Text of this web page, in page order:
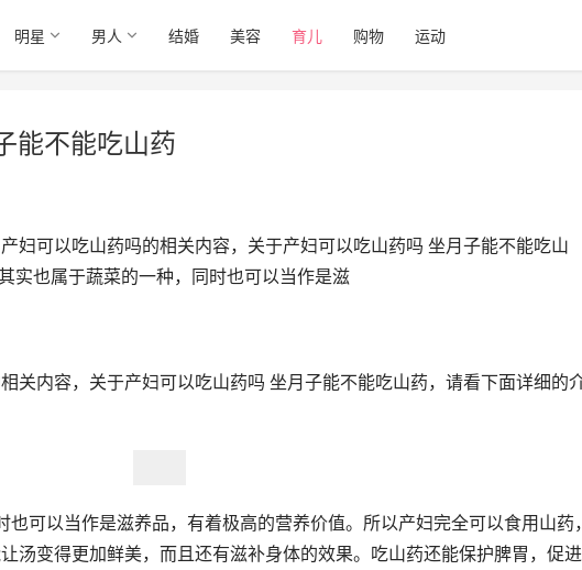
明星 男人 结婚 美容 育儿 购物 运动
能不能吃山药
妇可以吃山药吗的相关内容，关于产妇可以吃山药吗 坐月子能不能吃山
实也属于蔬菜的一种，同时也可以当作是滋
关内容，关于产妇可以吃山药吗 坐月子能不能吃山药，请看下面详细的
也可以当作是滋养品，有着极高的营养价值。所以产妇完全可以食用山药
汤变得更加鲜美，而且还有滋补身体的效果。吃山药还能保护脾胃，促